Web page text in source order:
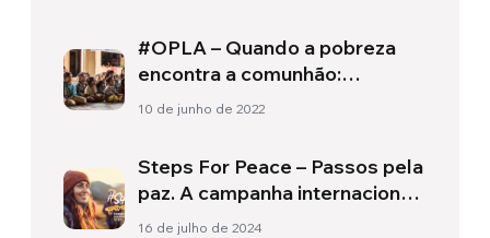
#OPLA – Quando a pobreza
encontra a comunhão:
primeiras páginas de uma
10 de junho de 2022
Steps For Peace – Passos pela
paz. A campanha internacional
EdF
16 de julho de 2024